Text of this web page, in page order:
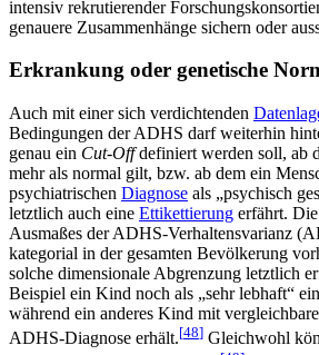
intensiv rekrutierender
genauere Zusammenhänge sichern oder
Erkrankung oder genetische
Auch mit einer sich verdichtenden
Bedingungen der ADHS darf weiterhin
genau ein Cut-Offdefiniert werden soll, ab
mehr als normal gilt, bzw. ab dem ein
psychiatrischen Diagnose als „psychisch
letztlich auch eine Ettikettierung erfährt.
Ausmaßes der ADHS-Verhaltensvarianz
kategorial in der gesamten Bevölkerung
solche dimensionale Abgrenzung letztlich
Beispiel ein Kind noch als „sehr lebhaft“
während ein anderes Kind mit
ADHS-Diagnose erhält.[48] Gleichwohl